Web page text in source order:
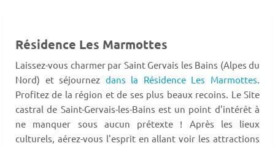
Résidence Les Marmottes
Laissez-vous charmer par Saint Gervais les Bains (Alpes du
Nord) et séjournez dans la Résidence Les Marmottes
Profitez de la région et de ses plus beaux recoins. Le Site
castral de Saint-Gervais-les-Bains est un point d'intérêt à
ne manquer sous aucun prétexte ! Après les lieux
culturels, aérez-vous l'esprit en allant voir les attractions